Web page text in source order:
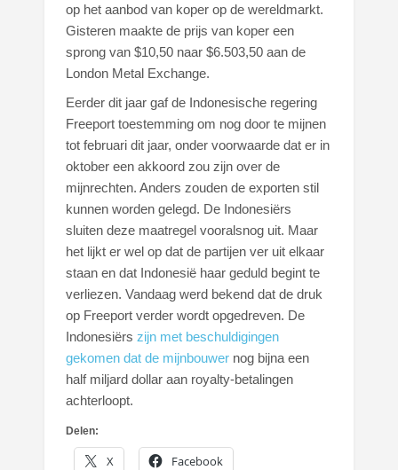
op het aanbod van koper op de wereldmarkt.
Gisteren maakte de prijs van koper een
sprong van $10,50 naar $6.503,50 aan de
London Metal Exchange.
Eerder dit jaar gaf de Indonesische regering
Freeport toestemming om nog door te mijnen
tot februari dit jaar, onder voorwaarde dat er in
oktober een akkoord zou zijn over de
mijnrechten. Anders zouden de exporten stil
kunnen worden gelegd. De Indonesiërs
sluiten deze maatregel vooralsnog uit. Maar
het lijkt er wel op dat de partijen ver uit elkaar
staan en dat Indonesië haar geduld begint te
verliezen. Vandaag werd bekend dat de druk
op Freeport verder wordt opgedreven. De
Indonesiërszijn met beschuldigingen
gekomen dat de mijnbouwer nog bijna een
half miljard dollar aan royalty-betalingen
achterloopt.
Delen:
X Facebook